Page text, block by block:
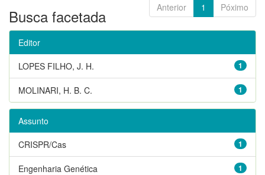
Anterior 1 Póximo
Busca facetada
Editor
1
LOPES FILHO, J. H.
1
MOLINARI, H. B. C.
Assunto
1
CRISPR/Cas
1
Engenharia Genética